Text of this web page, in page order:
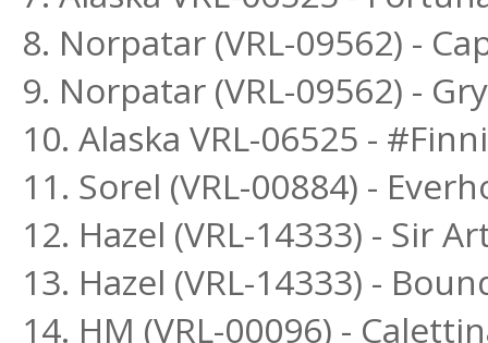
8. Norpatar (VRL-09562) -
9. Norpatar (VRL-09562) -
10. Alaska VRL-06525 -
11. Sorel (VRL-00884) -
12. Hazel (VRL-14333) - Sir
13. Hazel (VRL-14333) -
14. HM (VRL-00096) -